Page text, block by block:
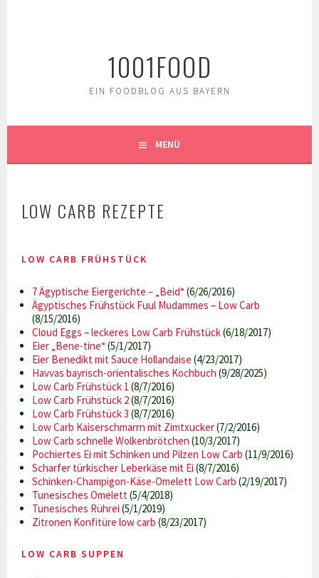
1001FOOD
EIN FOODBLOG AUS BAYERN
MENÜ
LOW CARB REZEPTE
LOW CARB FRÜHSTÜCK
7 Ägyptische Eiergerichte – „Beid“ (6/26/2016)
Ägyptisches Frühstück Fuul Mudammes – Low Carb
(8/15/2016)
Cloud Eggs – leckeres Low Carb Frühstück(6/18/2017)
Eier „Bene-tine“ (5/1/2017)
Eier Benedikt mit Sauce Hollandaise (4/23/2017)
Havvas bayrisch-orientalisches Kochbuch (9/28/2025)
Low Carb Frühstück 1 (8/7/2016)
Low Carb Frühstück 2(8/7/2016)
Low Carb Frühstück 3 (8/7/2016)
Low Carb Kaiserschmarrn mit Zimtxucker(7/2/2016)
Low Carb schnelle Wolkenbrötchen (10/3/2017)
Pochiertes Ei mit Schinken und Pilzen Low Carb (11/9/2016)
Scharfer türkischer Leberkäse mit Ei (8/7/2016)
Schinken-Champigon-Käse-Omelett Low Carb (2/19/2017)
Tunesisches Omelett(5/4/2018)
Tunesisches Rührei (5/1/2019)
Zitronen Konfitüre low carb (8/23/2017)
LOW CARB SUPPEN